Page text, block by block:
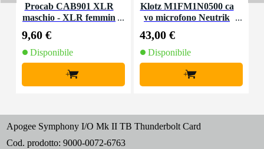
Procab CAB901 XLR
maschio - XLR femmin
9,60 €
Disponibile
+
Klotz M1FM1N0500 ca
vo microfono Neutrik
43,00 €
Disponibile
+
Apogee Symphony I/O Mk II TB Thunderbolt Card
Cod. prodotto: 9000-0072-6763